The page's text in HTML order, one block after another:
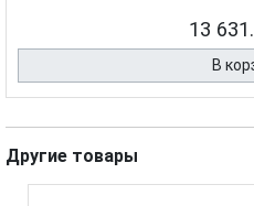
13
В
Другие товары